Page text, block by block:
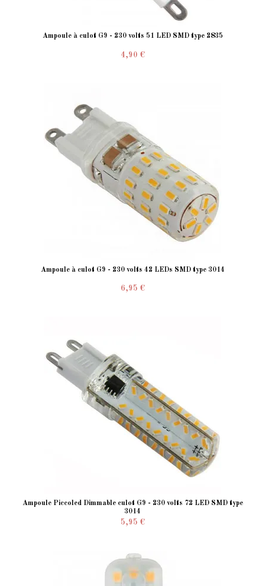
Ampoule à culot G9 - 230 volts 51 LED SMD type 2835
4,90 €
Ampoule à culot G9 - 230 volts 42 LEDs SMD type 3014
6,95 €
Ampoule Piccoled Dimmable culot G9 - 230 volts 72 LED SMD type
3014
5,95 €